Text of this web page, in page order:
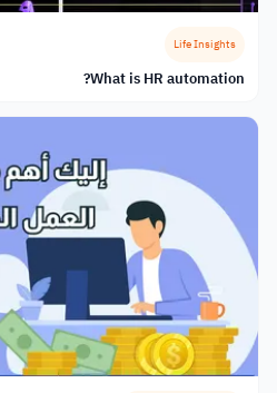
Life Insights
What is HR automation?